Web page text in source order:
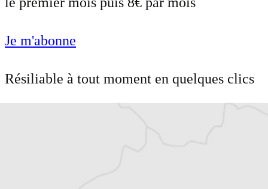
Je m'abonne
Résiliable à tout moment en quelques clics